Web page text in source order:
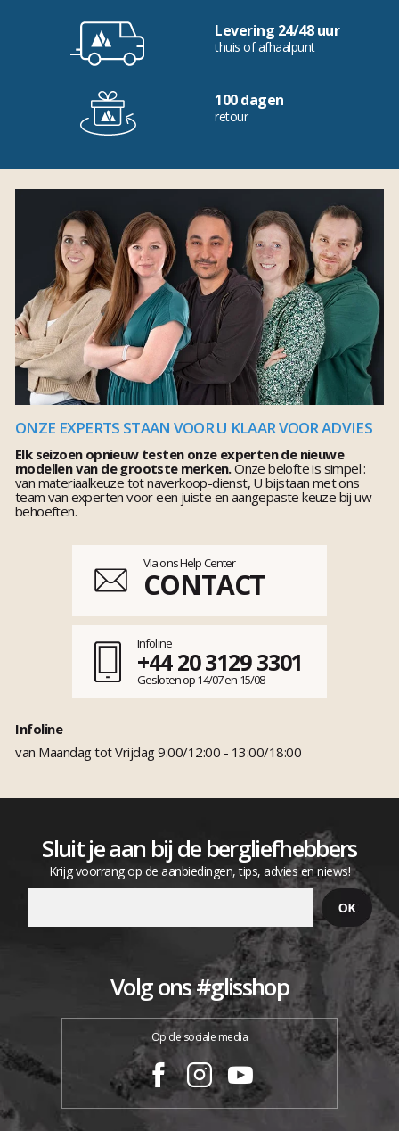
Levering 24/48 uur
thuis of afhaalpunt
100 dagen
retour
ONZE EXPERTS STAAN VOOR U KLAAR VOOR ADVIES
Elk seizoen opnieuw testen onze experten de nieuwe
modellen van de grootste merken.Onze belofte is simpel :
van materiaalkeuze tot naverkoop-dienst, U bijstaan met ons
team van experten voor een juiste en aangepaste keuze bij uw
behoeften.
Via ons Help Center
CONTACT
Infoline
+44 20 3129 3301
Gesloten op 14/07 en 15/08
Infoline
van Maandag tot Vrijdag 9:00/12:00 - 13:00/18:00
Sluit je aan bij de bergliefhebbers
Krijg voorrang op de aanbiedingen, tips, advies en niews!
Volg ons #glisshop
Op de sociale media